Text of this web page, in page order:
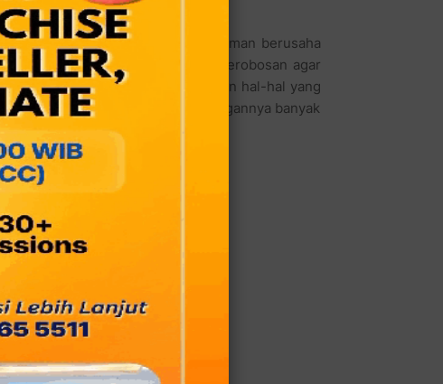
kebanyakan bakso lainnya, Nurman berusaha
ia berusaha membuat beragam terobosan agar
Mulai dari menyebarkan brosur dan hal-hal yang
merasakan, banyak para pelanggannya banyak
Bekasi.